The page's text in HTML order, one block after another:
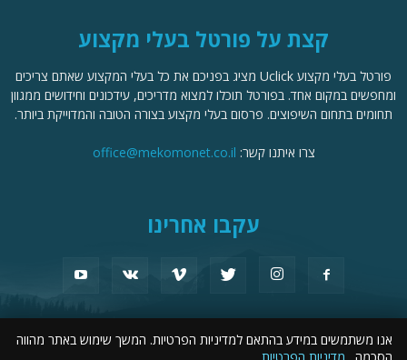
קצת על פורטל בעלי מקצוע
פורטל בעלי מקצוע Uclick מציג בפניכם את כל בעלי המקצוע שאתם צריכים
ומחפשים במקום אחד. בפורטל תוכלו למצוא מדריכים, עידכונים וחידושים ממגוון
תחומים בתחום השיפוצים. פרסום בעלי מקצוע בצורה הטובה והמדוייקת ביותר.
צרו איתנו קשר: office@mekomonet.co.il
עקבו אחרינו
מחפשים כותבים פרסמו אצלנו תמיכה פרסום עסקים
פורטל שיפוצים
אנו משתמשים במידע בהתאם למדיניות הפרטיות. המשך שימוש באתר מהווה